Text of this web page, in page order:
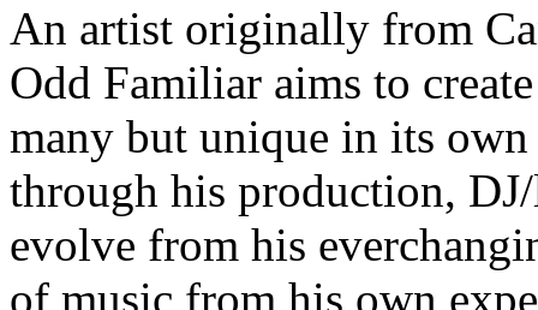
An artist originally from
Odd Familiar aims to
many but unique in its
through his production,
evolve from his
of music from his own